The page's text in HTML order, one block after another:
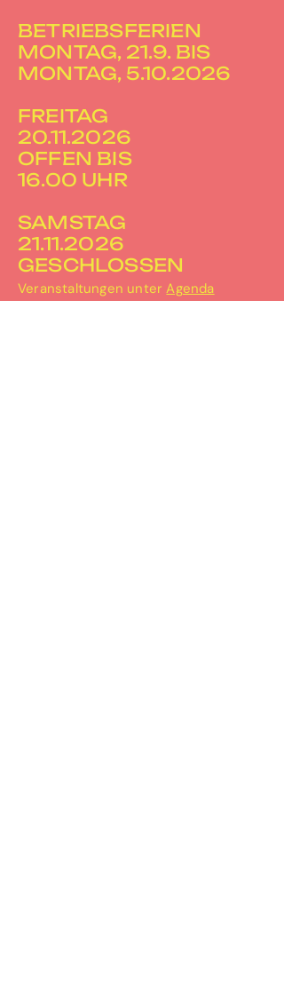
BETRIEBSFERIEN
MONTAG, 21.9. BIS
MONTAG, 5.10.2026
FREITAG
20.11.2026
OFFEN BIS
16.00 UHR
SAMSTAG
21.11.2026
GESCHLOSSEN
Veranstaltungen unterAgenda